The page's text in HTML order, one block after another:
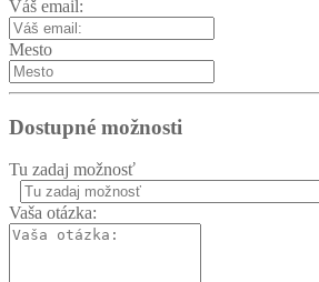
Váš email:
Mesto
Dostupné možnosti
Tu zadaj možnosť
Vaša otázka: